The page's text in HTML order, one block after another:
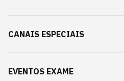
CANAIS ESPECIAIS
EVENTOS EXAME